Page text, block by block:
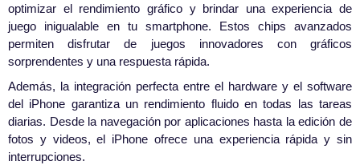
optimizar el rendimiento gráfico y brindar una experiencia de
juego inigualable en tu smartphone. Estos chips avanzados
permiten disfrutar de juegos innovadores con gráficos
sorprendentes y una respuesta rápida.
Además, la integración perfecta entre el hardware y el software
del iPhone garantiza un rendimiento fluido en todas las tareas
diarias. Desde la navegación por aplicaciones hasta la edición de
fotos y videos, el iPhone ofrece una experiencia rápida y sin
interrupciones.